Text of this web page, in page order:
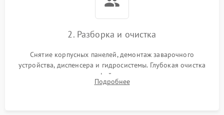
2. Разборка и очистка
Снятие корпусных панелей, демонтаж заварочного
устройства, диспенсера и гидросистемы. Глубокая очистка
внутренних узлов от кофейных масел, жмыха и накипи.
Промывка дренажных каналов и фильтров с использованием
Подробнее